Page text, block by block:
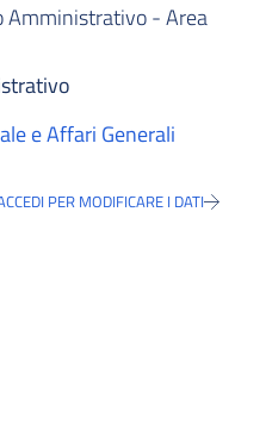
Amministrativo - Area
e Affari Generali
PER MODIFICARE I DATI